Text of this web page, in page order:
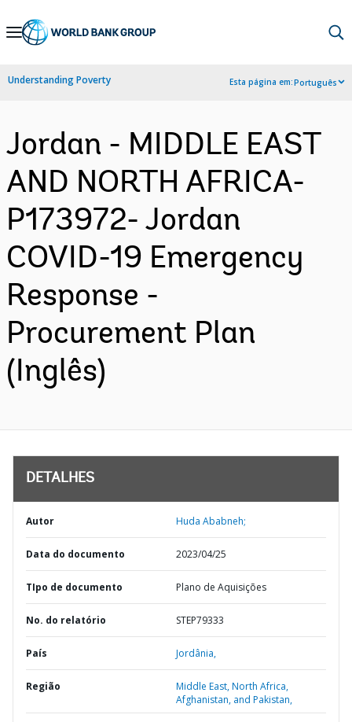
Skip
Navigation
Understanding Poverty Esta página em:Português
Jordan - MIDDLE EAST
AND NORTH AFRICA-
P173972- Jordan
COVID-19 Emergency
Response -
Procurement Plan
(Inglês)
DETALHES
Autor Huda Ababneh;
Data do documento 2023/04/25
TIpo de documento Plano de Aquisições
No. do relatório STEP79333
País Jordânia,
Região
Middle East, North Africa,
Afghanistan, and Pakistan,